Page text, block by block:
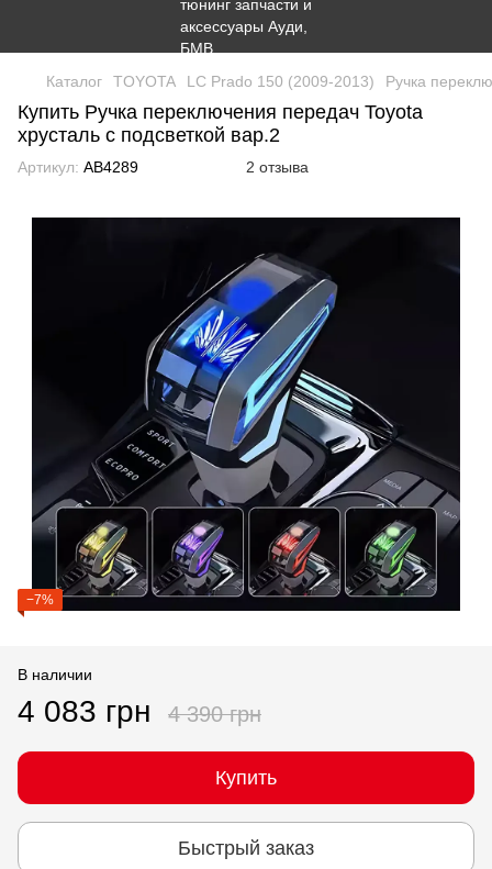
Каталог TOYOTA LC Prado 150 (2009-2013) Ручка
Купить Ручка переключения передач Toyota
хрусталь с подсветкой вар.2
Артикул: AB4289 2 отзыва
−7%
В наличии
4 083 грн 4 390 грн
Купить
Быстрый заказ